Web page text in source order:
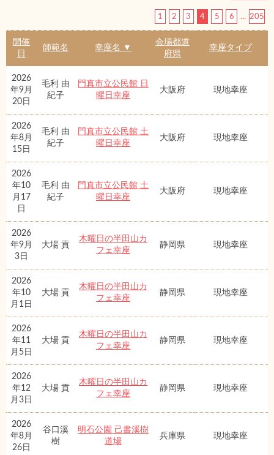
1 2 3 4 5 6 ... 205
開催
日
師範名 幸座名 ▼
会場都道
府県
幸座タイプ
2026
年9月
20日
毛利 由
紀子
門真市立公民館 日
曜日幸座
大阪府 現地幸座
2026
年8月
15日
毛利 由
紀子
門真市立公民館 土
曜日幸座
大阪府 現地幸座
2026
年10
月17
日
毛利 由
紀子
門真市立公民館 土
曜日幸座
大阪府 現地幸座
2026
年9月
3日
大場 貢
木曜日の半田山カ
フェ幸座
静岡県 現地幸座
2026
年10
月1日
大場 貢
木曜日の半田山カ
フェ幸座
静岡県 現地幸座
2026
年11
月5日
大場 貢
木曜日の半田山カ
フェ幸座
静岡県 現地幸座
2026
年12
月3日
大場 貢
木曜日の半田山カ
フェ幸座
静岡県 現地幸座
2026
年8月
26日
谷口溪
樹
明石公園 己書溪樹
道場
兵庫県 現地幸座